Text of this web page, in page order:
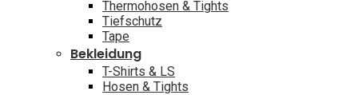
Thermohosen & Tights
Tiefschutz
Tape
Bekleidung
T-Shirts & LS
Hosen & Tights